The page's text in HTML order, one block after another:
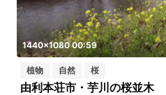
1440x1080 00:59
植物 自然 桜
由利本荘市・芋川の桜並木